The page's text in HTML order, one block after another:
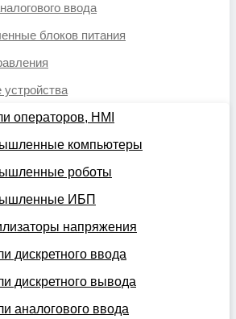
ввода
блоков питания
операторов, HMI
компьютеры
роботы
ИБП
напряжения
дискретного ввода
дискретного вывода
аналогового ввода